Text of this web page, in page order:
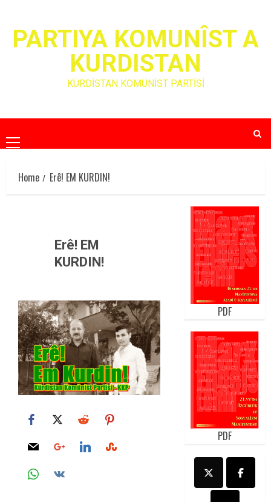
contentPARTIYA KOMUNÎST A
KURDISTAN
KÜRDİSTAN KOMÜNİST PARTİSİ
Primary
Menu
Home
Erê! EM KURDIN!
Erê! EM
KURDIN!
PDF
PDF